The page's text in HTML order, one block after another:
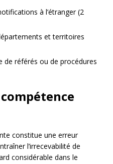
à l’étranger (2
et territoires
de référés ou de procédures
constitue une erreur
l’irrecevabilité de
considérable dans le